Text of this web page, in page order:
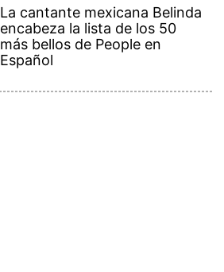
La cantante mexicana Belinda
encabeza la lista de los 50
más bellos de People en
Español